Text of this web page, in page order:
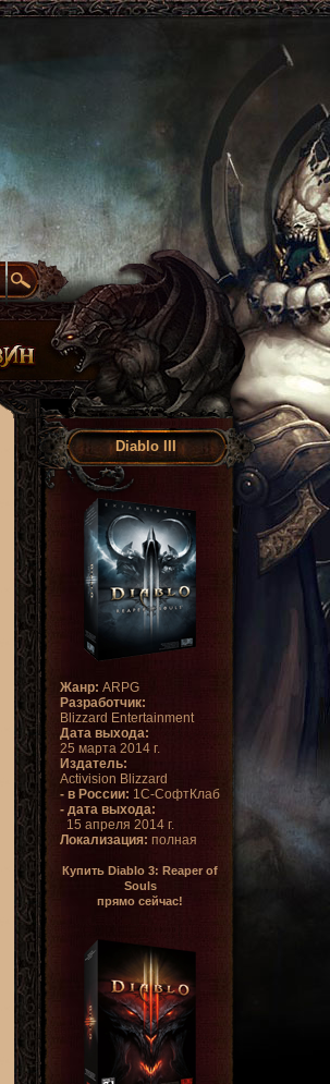
Diablo III
Жанр: ARPG
Разработчик:
Blizzard Entertainment
Дата выхода:
25 марта 2014 г.
Издатель:
Activision Blizzard
- в России: 1С-СофтКлаб
- дата выхода:
15 апреля 2014 г.
Локализация: полная
Купить Diablo 3: Reaper of
Souls
прямо сейчас!